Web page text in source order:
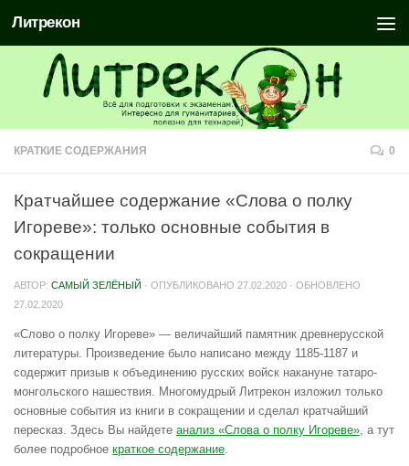
Литрекон
КРАТКИЕ СОДЕРЖАНИЯ 0
Кратчайшее содержание «Слова о полку
Игореве»: только основные события в
сокращении
АВТОР: САМЫЙ ЗЕЛЁНЫЙ · ОПУБЛИКОВАНО 27.02.2020 · ОБНОВЛЕНО
27.02.2020
«Слово о полку Игореве» — величайший памятник древнерусской
литературы. Произведение было написано между 1185-1187 и
содержит призыв к объединению русских войск накануне татаро-
монгольского нашествия. Многомудрый Литрекон изложил только
основные события из книги в сокращении и сделал кратчайший
пересказ. Здесь Вы найдете анализ «Слова о полку Игореве», а тут
более подробное краткое содержание.